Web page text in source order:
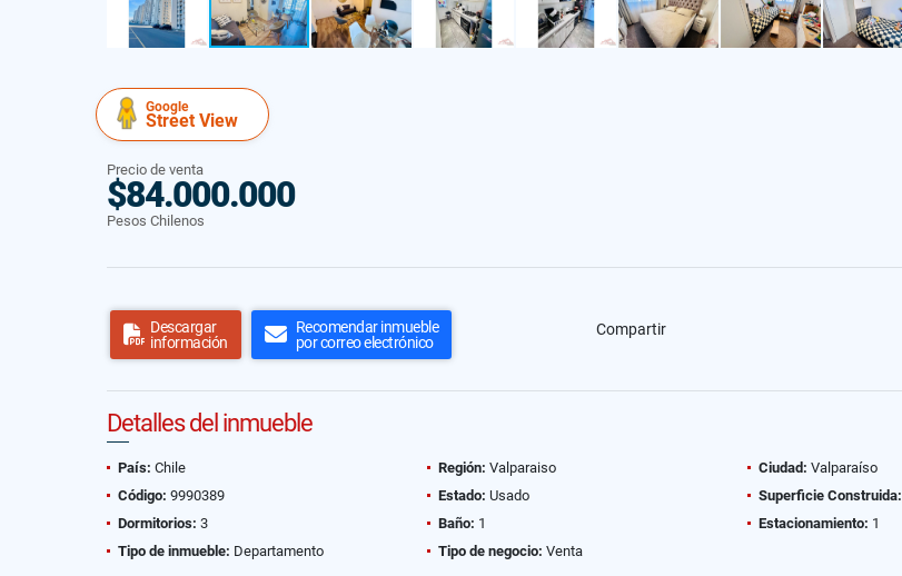
Google
Street View
Precio de venta
$84.000.000
Pesos Chilenos
Descargar
información
Recomendar inmueble
por correo electrónico
Compartir
Detalles del inmueble
País: Chile Región: Valparaiso Ciudad: Valparaíso
Código: 9990389 Estado: Usado Superficie Construida:
Dormitorios: 3 Baño: 1 Estacionamiento: 1
Tipo de inmueble: Departamento Tipo de negocio: Venta